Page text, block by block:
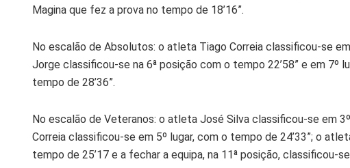
Magina que fez a prova no tempo de 18’16”.
No escalão de Absolutos: o atleta Tiago Correia classificou-se
Jorge classificou-se na 6ª posição com o tempo 22’58” e em 7º
tempo de 28’36”.
No escalão de Veteranos: o atleta José Silva classificou-se em
Correia classificou-se em 5º lugar, com o tempo de 24’33”; o
tempo de 25’17 e a fechar a equipa, na 11ª posição, classificou-